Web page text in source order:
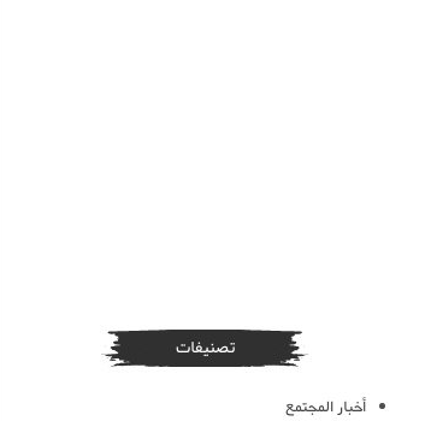
تصنيفات
أخبار المجتمع